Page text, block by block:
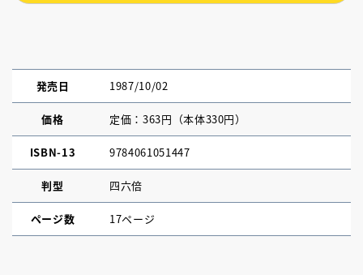
発売日 1987/10/02
価格 定価：363円（本体330円）
ISBN-13 9784061051447
判型 四六倍
ページ数 17ページ